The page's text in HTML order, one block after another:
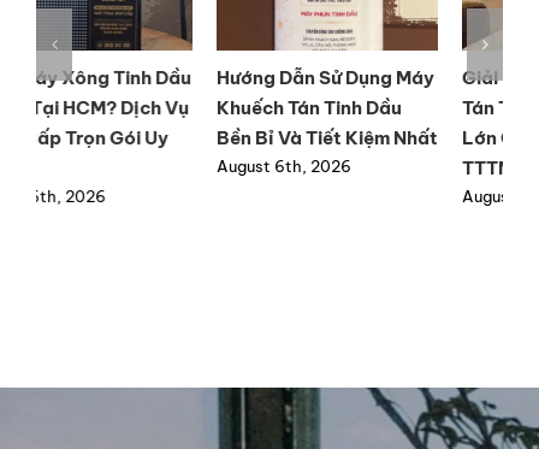
Hướng Dẫn Sử Dụng Máy
Khuếch Tán Tinh Dầu
Bền Bỉ Và Tiết Kiệm Nhất
Giải Pháp Máy Khuếch
Tán Tinh Dầu Công Suất
Lớn Cho Resort Và
TTTM